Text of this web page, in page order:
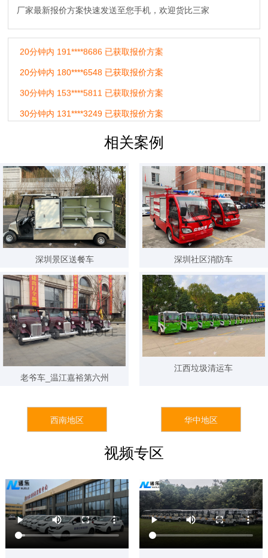
厂家最新报价方案快速发送至您手机，欢迎货比三家
20分钟内 183****4571 已获取报价方案
20分钟内 191****8686 已获取报价方案
20分钟内 180****6548 已获取报价方案
30分钟内 153****5811 已获取报价方案
30分钟内 131****3249 已获取报价方案
30分钟内 135****0014 已获取报价方案
30分钟内 139****5670 已获取报价方案
30分钟内 185****3131 已获取报价方案
60分钟内 150****9897 已获取报价方案
60分钟内 182****3478 已获取报价方案
60分钟内 155****1241 已获取报价方案
24小时内 189****5201 已获取报价方案
24小时内 180****1478 已获取报价方案
24小时内 177****3165 已获取报价方案
24小时内 130****6621 已获取报价方案
24小时内 136****8877 已获取报价方案
1天前 137****7562 已获取报价方案
1天前 133****4414 已获取报价方案
1天前 156****3457 已获取报价方案
1天前 137****2511 已获取报价方案
1天前 155****4568 已获取报价方案
7天前 159****3959 已获取报价方案
7天前 152****1142 已获取报价方案
7天前 158****0276 已获取报价方案
相关案例
深圳景区送餐车 深圳社区消防车
老爷车_温江嘉裕第六州
江西垃圾清运车
西南地区 华中地区
视频专区